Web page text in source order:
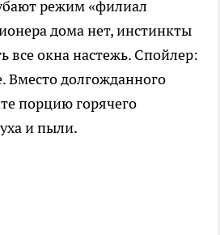
режим «филиал
дома нет, инстинкты
все окна настежь. Спойлер:
Вместо долгожданного
порцию горячего
и пыли.